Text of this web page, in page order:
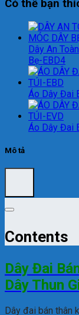
Có thể bạn
Dây An
Bẹ-EBD4
Áo Dây Đai
Áo Dây Đai
Mô tả
Contents
Dây Đai
Dây Thun
Dây đai bán thân